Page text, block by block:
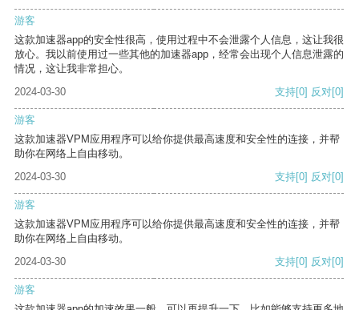
游客
这款加速器app的安全性很高，使用过程中不会泄露个人信息，这让我很
放心。我以前使用过一些其他的加速器app，经常会出现个人信息泄露的
情况，这让我非常担心。
2024-03-30
支持[0] 反对[0]
游客
这款加速器VPM应用程序可以给你提供最高速度和安全性的连接，并帮
助你在网络上自由移动。
2024-03-30
支持[0] 反对[0]
游客
这款加速器VPM应用程序可以给你提供最高速度和安全性的连接，并帮
助你在网络上自由移动。
2024-03-30
支持[0] 反对[0]
游客